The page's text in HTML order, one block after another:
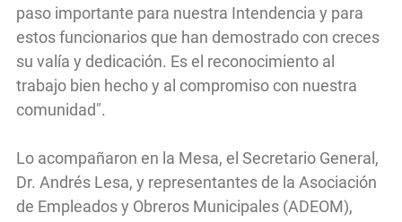
paso importante para nuestra Intendencia y para
estos funcionarios que han demostrado con creces
su valía y dedicación. Es el reconocimiento al
trabajo bien hecho y al compromiso con nuestra
comunidad".
Lo acompañaron en la Mesa, el Secretario General,
Dr. Andrés Lesa, y representantes de la Asociación
de Empleados y Obreros Municipales (ADEOM),